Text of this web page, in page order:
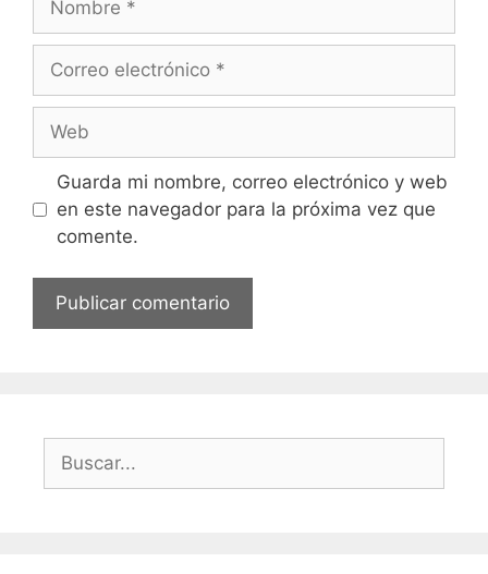
electrónico
Guarda mi nombre, correo electrónico y web
en este navegador para la próxima vez que
comente.
Buscar: